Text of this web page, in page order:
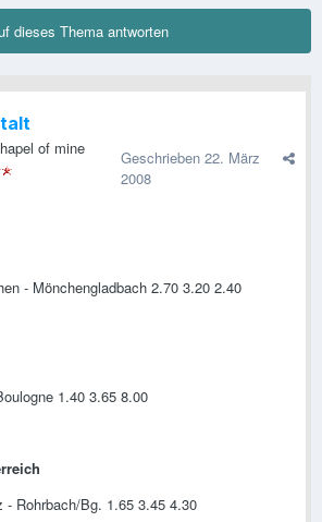
dieses Thema antworten
of mine Geschrieben 22. März
2008
- Mönchengladbach 2.70 3.20 2.40
1.40 3.65 8.00
- Rohrbach/Bg. 1.65 3.45 4.30